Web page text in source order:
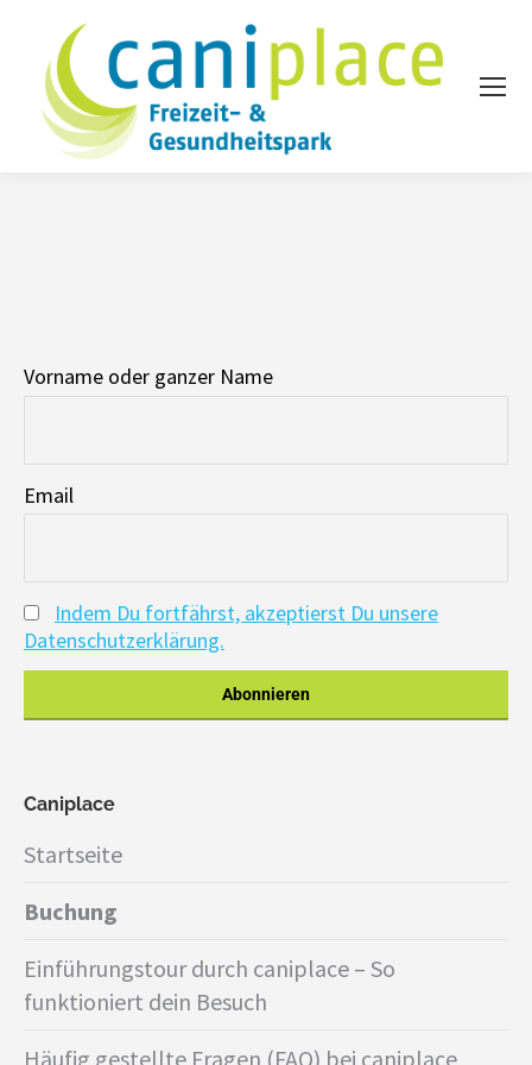
Vorname oder ganzer Name
Email
Indem Du fortfährst, akzeptierst Du unsere
Datenschutzerklärung.
Caniplace
Startseite
Buchung
Einführungstour durch caniplace – So
funktioniert dein Besuch
Häufig gestellte Fragen (FAQ) bei caniplace